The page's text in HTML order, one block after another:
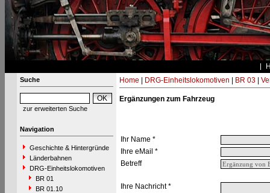
Suche
zur erweiterten Suche
Navigation
Geschichte & Hintergründe
Länderbahnen
DRG-Einheitslokomotiven
BR 01
BR 01.10
Home DRG-Einheitslokomotiven BR 03|
Ergänzungen zum Fahrzeug
Ihr Name *
Ihre eMail *
Betreff
Ihre Nachricht *